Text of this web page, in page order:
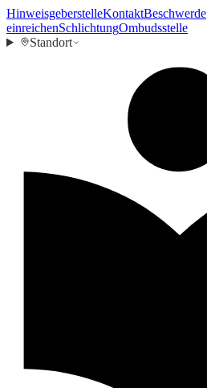
HinweisgeberstelleKontaktBeschwerde
einreichenSchlichtungOmbudsstelle
Standort